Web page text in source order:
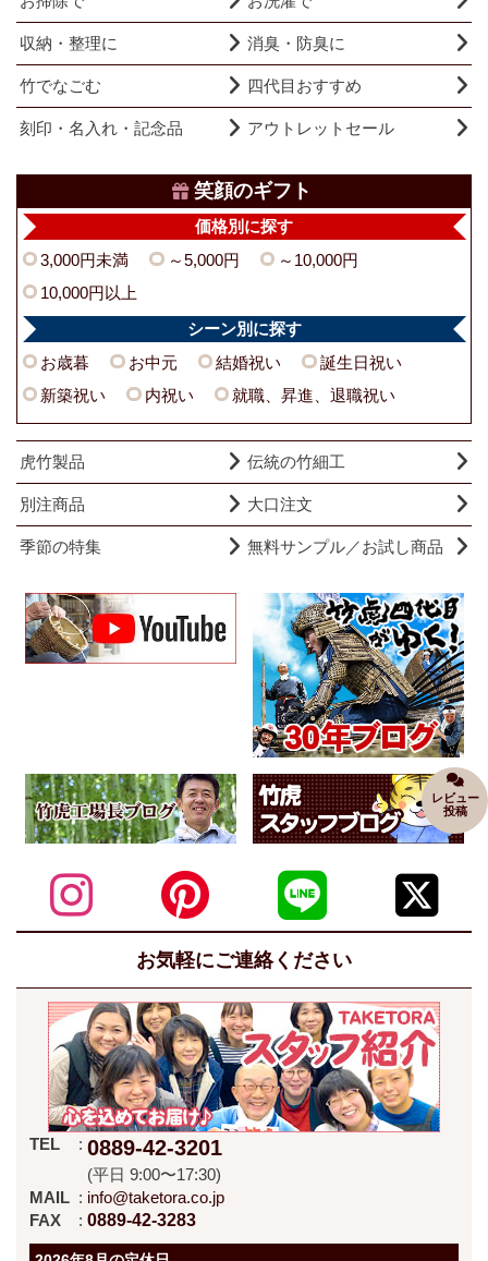
レビュー
投稿
収納・整理に 消臭・防臭に
竹でなごむ 四代目おすすめ
刻印・名入れ・記念品 アウトレットセール
笑顔のギフト
価格別に探す
3,000円未満 ～5,000円
～10,000円
10,000円以上
シーン別に探す
お歳暮 お中元 結婚祝い
誕生日祝い
新築祝い
内祝い 就職、昇進、退職祝い
虎竹製品 伝統の竹細工
別注商品 大口注文
季節の特集 無料サンプル／お試し商品
お気軽にご連絡ください
TEL 0889-42-3201
(平日 9:00〜17:30)
MAIL
info@taketora.co.jp
FAX
0889-42-3283